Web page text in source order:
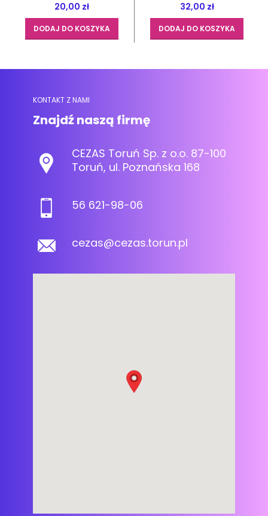
20,00 zł
DODAJ DO KOSZYKA
32,00 zł
DODAJ DO KOSZYKA
KONTAKT Z NAMI
Znajdź naszą firmę
CEZAS Toruń Sp. z o.o. 87-100
Toruń, ul. Poznańska 168
56 621-98-06
cezas@cezas.torun.pl